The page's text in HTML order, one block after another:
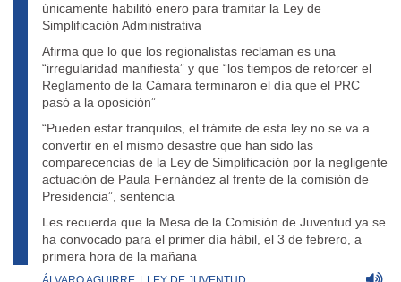
únicamente habilitó enero para tramitar la Ley de
Simplificación Administrativa
Afirma que lo que los regionalistas reclaman es una
“irregularidad manifiesta” y que “los tiempos de retorcer el
Reglamento de la Cámara terminaron el día que el PRC
pasó a la oposición”
“Pueden estar tranquilos, el trámite de esta ley no se va a
convertir en el mismo desastre que han sido las
comparecencias de la Ley de Simplificación por la negligente
actuación de Paula Fernández al frente de la comisión de
Presidencia”, sentencia
Les recuerda que la Mesa de la Comisión de Juventud ya se
ha convocado para el primer día hábil, el 3 de febrero, a
primera hora de la mañana